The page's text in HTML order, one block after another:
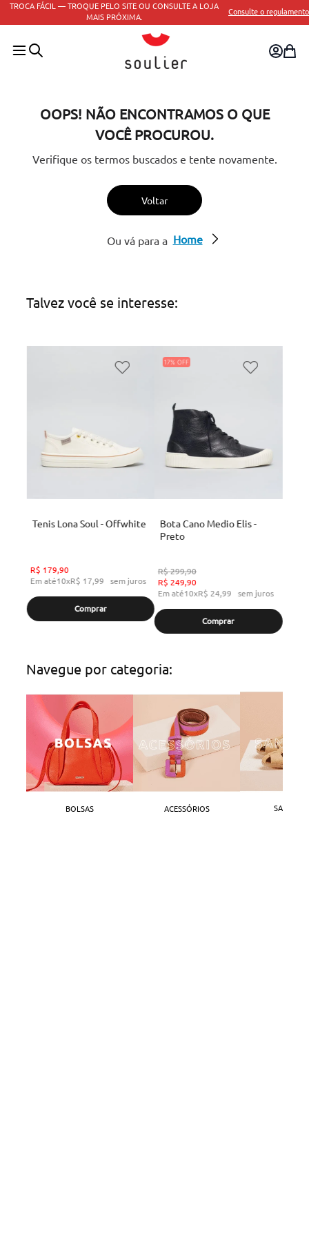
TROCA FÁCIL — TROQUE PELO SITE OU CONSULTE A LOJA
MAIS PRÓXIMA.
Consulte o regulamento
OOPS! NÃO ENCONTRAMOS O QUE
VOCÊ PROCUROU.
Verifique os termos buscados e tente novamente.
Voltar
Ou vá para a Home
Talvez você se interesse:
Tenis Lona Soul - Offwhite
R$ 179,90
Em até10xR$ 17,99 sem juros
Comprar
17%
Bota Cano Medio Elis -
Preto
R$299,90
R$ 249,90
Em até10xR$ 24,99 sem juros
Comprar
Navegue por categoria:
BOLSAS ACESSÓRIOS